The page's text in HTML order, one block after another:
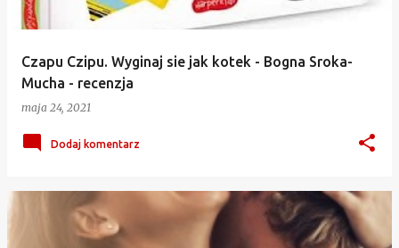
Czapu Czipu. Wyginaj sie jak kotek - Bogna Sroka-
Mucha - recenzja
maja 24, 2021
Dodaj komentarz